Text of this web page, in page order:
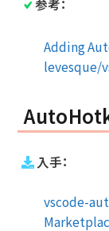
参考：
Adding
levesque/
入手：
vscode-